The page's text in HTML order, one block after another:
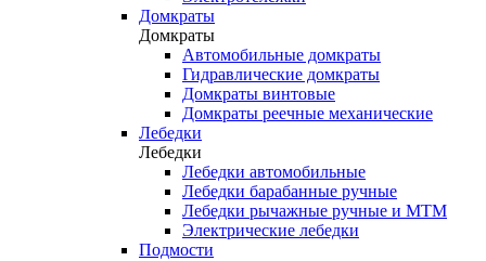
Домкраты
Домкраты
Автомобильные домкраты
Гидравлические домкраты
Домкраты винтовые
Домкраты реечные механические
Лебедки
Лебедки
Лебедки автомобильные
Лебедки барабанные ручные
Лебедки рычажные ручные и МТМ
Электрические лебедки
Подмости